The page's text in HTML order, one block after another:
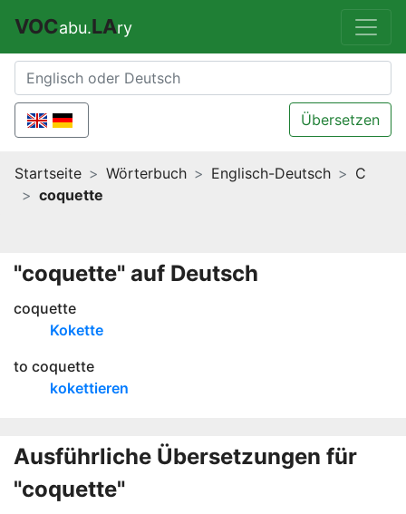
VOCabu.LAry
Übersetzen
Startseite Wörterbuch Englisch-Deutsch
C
coquette
"coquette" auf Deutsch
coquette
Kokette
to coquette
kokettieren
Ausführliche Übersetzungen für
"coquette"